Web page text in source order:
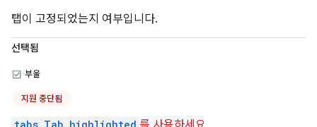
탭이 고정되었는지 여부입니다.
선택됨
부울
지원 중단됨